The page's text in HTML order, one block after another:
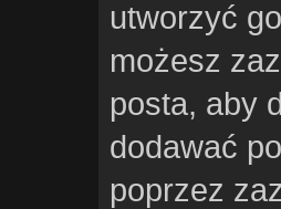
utworzyć
możesz
posta, aby
dodawać
poprzez